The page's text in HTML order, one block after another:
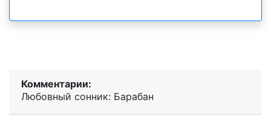
Комментарии:
Любовный сонник: Барабан